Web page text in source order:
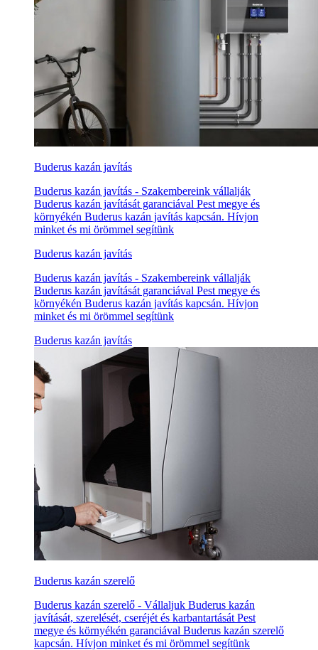
Buderus kazán javítás
Buderus kazán javítás - Szakembereink vállalják
Buderus kazán javítását garanciával Pest megye és
környékén Buderus kazán javítás kapcsán. Hívjon
minket és mi örömmel segítünk
Buderus kazán javítás
Buderus kazán javítás - Szakembereink vállalják
Buderus kazán javítását garanciával Pest megye és
környékén Buderus kazán javítás kapcsán. Hívjon
minket és mi örömmel segítünk
Buderus kazán javítás
Buderus kazán szerelő
Buderus kazán szerelő - Vállaljuk Buderus kazán
javítását, szerelését, cseréjét és karbantartását Pest
megye és környékén garanciával Buderus kazán szerelő
kapcsán. Hívjon minket és mi örömmel segítünk